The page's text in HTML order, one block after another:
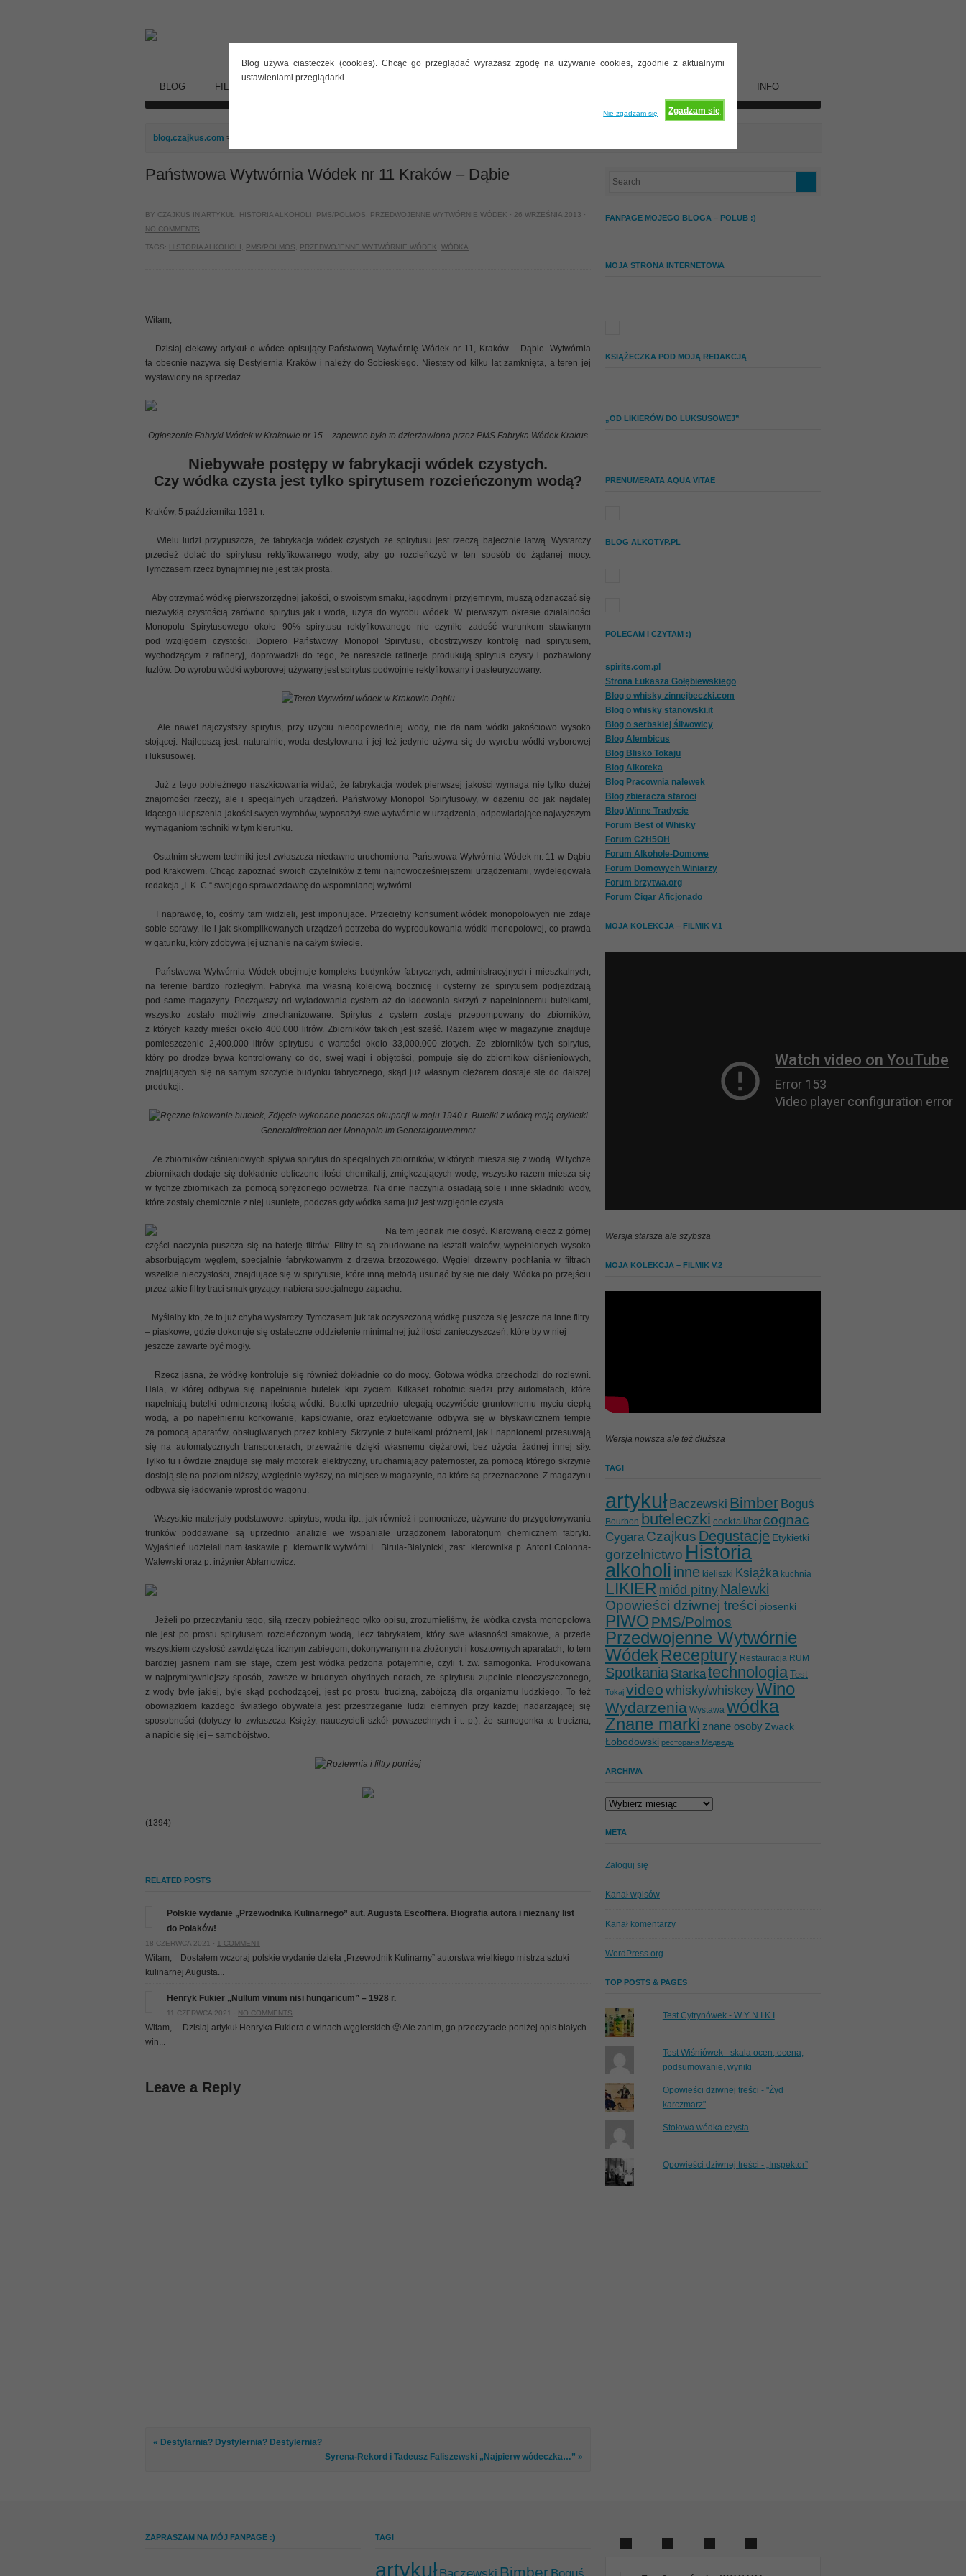
Blog używa ciasteczek (cookies). Chcąc go przeglądać wyrażasz zgodę na używanie cookies, zgodnie z aktualnymi
ustawieniami przeglądarki.
Zgadzam się
Nie zgadzam się
BLOG FILMY INFO
blog.czajkus.com >
Państwowa Wytwórnia Wódek nr 11 Kraków – Dąbie
BY CZAJKUS IN ARTYKUŁ HISTORIA ALKOHOLI PMS/POLMOS PRZEDWOJENNE WYTWÓRNIE WÓDEK · 26 WRZEŚNIA 2013 ·
NO COMMENTS
TAGS: HISTORIA ALKOHOLI PMS/POLMOS PRZEDWOJENNE WYTWÓRNIE WÓDEK WÓDKA
Witam,
Dzisiaj ciekawy artykuł o wódce opisujący Państwową Wytwórnię Wódek nr 11, Kraków – Dąbie. Wytwórnia
ta obecnie nazywa się Destylernia Kraków i należy do Sobieskiego. Niestety od kilku lat zamknięta, a teren jej
wystawiony na sprzedaż.
Ogłoszenie Fabryki Wódek w Krakowie nr 15 – zapewne była to dzierżawiona przez PMS Fabryka Wódek Krakus
Niebywałe postępy w fabrykacji wódek czystych.
Czy wódka czysta jest tylko spirytusem rozcieńczonym wodą?
Kraków, 5 października 1931 r.
Wielu ludzi przypuszcza, że fabrykacja wódek czystych ze spirytusu jest rzeczą bajecznie łatwą. Wystarczy
przecież dolać do spirytusu rektyfikowanego wody, aby go rozcieńczyć w ten sposób do żądanej mocy.
Tymczasem rzecz bynajmniej nie jest tak prosta.
Aby otrzymać wódkę pierwszorzędnej jakości, o swoistym smaku, łagodnym i przyjemnym, muszą odznaczać się
niezwykłą czystością zarówno spirytus jak i woda, użyta do wyrobu wódek. W pierwszym okresie działalności
Monopolu Spirytusowego około 90% spirytusu rektyfikowanego nie czyniło zadość warunkom stawianym
pod względem czystości. Dopiero Państwowy Monopol Spirytusu, obostrzywszy kontrolę nad spirytusem,
wychodzącym z rafineryj, doprowadził do tego, że nareszcie rafinerje produkują spirytus czysty i pozbawiony
fuzlów. Do wyrobu wódki wyborowej używany jest spirytus podwójnie rektyfikowany i pasteuryzowany.
Teren Wytwórni wódek w Krakowie Dąbiu
Ale nawet najczystszy spirytus, przy użyciu nieodpowiedniej wody, nie da nam wódki jakościowo wysoko
stojącej. Najlepszą jest, naturalnie, woda destylowana i jej też jedynie używa się do wyrobu wódki wyborowej
i luksusowej.
Już z tego pobieżnego naszkicowania widać, że fabrykacja wódek pierwszej jakości wymaga nie tylko dużej
znajomości rzeczy, ale i specjalnych urządzeń. Państwowy Monopol Spirytusowy, w dążeniu do jak najdalej
idącego ulepszenia jakości swych wyrobów, wyposażył swe wytwórnie w urządzenia, odpowiadające najwyższym
wymaganiom techniki w tym kierunku.
Ostatnim słowem techniki jest zwłaszcza niedawno uruchomiona Państwowa Wytwórnia Wódek nr. 11 w Dąbiu
pod Krakowem. Chcąc zapoznać swoich czytelników z temi najnowocześniejszemi urządzeniami, wydelegowała
redakcja „I. K. C.“ swojego sprawozdawcę do wspomnianej wytwórni.
I naprawdę, to, cośmy tam widzieli, jest imponujące. Przeciętny konsument wódek monopolowych nie zdaje
sobie sprawy, ile i jak skomplikowanych urządzeń potrzeba do wyprodukowania wódki monopolowej, co prawda
w gatunku, który zdobywa jej uznanie na całym świecie.
Państwowa Wytwórnia Wódek obejmuje kompleks budynków fabrycznych, administracyjnych i mieszkalnych,
na terenie bardzo rozległym. Fabryka ma własną kolejową bocznicę i cysterny ze spirytusem podjeżdżają
pod same magazyny. Począwszy od wyładowania cystern aż do ładowania skrzyń z napełnionemu butelkami,
wszystko zostało możliwie zmechanizowane. Spirytus z cystern zostaje przepompowany do zbiorników,
z których każdy mieści około 400.000 litrów. Zbiorników takich jest sześć. Razem więc w magazynie znajduje
pomieszczenie 2,400.000 litrów spirytusu o wartości około 33,000.000 złotych. Ze zbiorników tych spirytus,
który po drodze bywa kontrolowany co do, swej wagi i objętości, pompuje się do zbiorników ciśnieniowych,
znajdujących się na samym szczycie budynku fabrycznego, skąd już własnym ciężarem dostaje się do dalszej
produkcji.
Ręczne lakowanie butelek, Zdjęcie wykonane podczas okupacji w maju 1940 r. Butelki z wódką mają etykietki
Generaldirektion der Monopole im Generalgouvernmet
Ze zbiorników ciśnieniowych spływa spirytus do specjalnych zbiorników, w których miesza się z wodą. W tychże
zbiornikach dodaje się dokładnie obliczone ilości chemikalij, zmiękczających wodę, wszystko razem miesza się
w tychże zbiornikach za pomocą sprężonego powietrza. Na dnie naczynia osiadają sole i inne składniki wody,
które zostały chemicznie z niej usunięte, podczas gdy wódka sama już jest względnie czysta.
Na tem jednak nie dosyć. Klarowaną ciecz z górnej
części naczynia puszcza się na baterję filtrów. Filtry te są zbudowane na kształt walców, wypełnionych wysoko
absorbującym węglem, specjalnie fabrykowanym z drzewa brzozowego. Węgiel drzewny pochłania w filtrach
wszelkie nieczystości, znajdujące się w spirytusie, które inną metodą usunąć by się nie dały. Wódka po przejściu
przez takie filtry traci smak gryzący, nabiera specjalnego zapachu.
Myślałby kto, że to już chyba wystarczy. Tymczasem juk tak oczyszczoną wódkę puszcza się jeszcze na inne filtry
– piaskowe, gdzie dokonuje się ostateczne oddzielenie minimalnej już ilości zanieczyszczeń, które by w niej
jeszcze zawarte być mogły.
Rzecz jasna, że wódkę kontroluje się również dokładnie co do mocy. Gotowa wódka przechodzi do rozlewni.
Hala, w której odbywa się napełnianie butelek kipi życiem. Kilkaset robotnic siedzi przy automatach, które
napełniają butelki odmierzoną ilością wódki. Butelki uprzednio ulegają oczywiście gruntownemu myciu ciepłą
wodą, a po napełnieniu korkowanie, kapslowanie, oraz etykietowanie odbywa się w błyskawicznem tempie
za pomocą aparatów, obsługiwanych przez kobiety. Skrzynie z butelkami próżnemi, jak i napnionemi przesuwają
się na automatycznych transporterach, przeważnie dzięki własnemu ciężarowi, bez użycia żadnej innej siły.
Tylko tu i ówdzie znajduje się mały motorek elektryczny, uruchamiający paternoster, za pomocą którego skrzynie
dostają się na poziom niższy, względnie wyższy, na miejsce w magazynie, na które są przeznaczone. Z magazynu
odbywa się ładowanie wprost do wagonu.
Wszystkie materjały podstawowe: spirytus, woda itp., jak również i pomocnicze, używane do przygotowywania
trunków poddawane są uprzednio analizie we wspaniale urządzonem laboratorjum chemicznem fabryki.
Wyjaśnień udzielali nam łaskawie p. kierownik wytwórni L. Birula-Białynicki, zast. kierownika p. Antoni Colonna-
Walewski oraz p. inżynier Abłamowicz.
Jeżeli po przeczytaniu tego, siłą rzeczy pobieżnego tylko opisu, zrozumieliśmy, że wódka czysta monopolowa
nie jest po prostu spirytusem rozcieńczonym wodą, lecz fabrykatem, który swe własności smakowe, a przede
wszystkiem czystość zawdzięcza licznym zabiegom, dokonywanym na złożonych i kosztownych aparatach, to tem
bardziej jasnem nam się staje, czem jest wódka pędzona potajemnie, czyli t. zw. samogonka. Produkowana
w najprymitywniejszy sposób, zawsze w brudnych ohydnych norach, ze spirytusu zupełnie nieoczyszczonego,
z wody byle jakiej, byle skąd pochodzącej, jest po prostu trucizną, zabójczą dla organizmu ludzkiego. To też
obowiązkiem każdego światłego obywatela jest przestrzeganie ludzi ciemnych przy każdej nadarzającej się
sposobności (dotyczy to zwłaszcza Księży, nauczycieli szkół powszechnych i t. p.), że samogonka to trucizna,
a napicie się jej – samobójstwo.
Rozlewnia i filtry poniżej
(1394)
RELATED POSTS
Polskie wydanie „Przewodnika Kulinarnego” aut. Augusta Escoffiera. Biografia autora i nieznany list
do Polaków!
18 CZERWCA 2021 · 1 COMMENT
Witam, Dostałem wczoraj polskie wydanie dzieła „Przewodnik Kulinarny” autorstwa wielkiego mistrza sztuki
kulinarnej Augusta...
Henryk Fukier „Nullum vinum nisi hungaricum” – 1928 r.
11 CZERWCA 2021 · NO COMMENTS
Witam, Dzisiaj artykuł Henryka Fukiera o winach węgierskich 🙂 Ale zanim, go przeczytacie poniżej opis białych
win...
Leave a Reply
« Destylarnia? Dystylernia? Destylernia?
Syrena-Rekord i Tadeusz Faliszewski „Najpierw wódeczka…” »
FANPAGE MOJEGO BLOGA – POLUB :)
MOJA STRONA INTERNETOWA
KSIĄŻECZKA POD MOJĄ REDAKCJĄ
„OD LIKIERÓW DO LUKSUSOWEJ”
PRENUMERATA AQUA VITAE
BLOG ALKOTYP.PL
POLECAM I CZYTAM :)
spirits.com.pl
Strona Łukasza Gołębiewskiego
Blog o whisky zinnejbeczki.com
Blog o whisky stanowski.it
Blog o serbskiej śliwowicy
Blog Alembicus
Blog Blisko Tokaju
Blog Alkoteka
Blog Pracownia nalewek
Blog zbieracza staroci
Blog Winne Tradycje
Forum Best of Whisky
Forum C2H5OH
Forum Alkohole-Domowe
Forum Domowych Winiarzy
Forum brzytwa.org
Forum Cigar Aficjonado
MOJA KOLEKCJA – FILMIK V.1
Wersja starsza ale szybsza
MOJA KOLEKCJA – FILMIK V.2
Wersja nowsza ale też dłuższa
TAGI
artykuł Baczewski Bimber Boguś
Bourbon buteleczki cocktail/bar cognac
Cygara Czajkus Degustacje Etykietki
gorzelnictwo Historia
alkoholi inne kieliszki Książka kuchnia
LIKIER miód pitny Nalewki
Opowieści dziwnej treści piosenki
PIWO PMS/Polmos
Przedwojenne Wytwórnie
WódekReceptury Restauracja RUM
Spotkania Starkatechnologia Test
Tokaj videowhisky/whiskeyWino
Wydarzenia Wystawa wódka
Znane marki znane osoby Zwack
Łobodowski ресторана Медведь
ARCHIWA
Archiwa
META
Zaloguj się
Kanał wpisów
Kanał komentarzy
WordPress.org
TOP POSTS & PAGES
Test Cytrynówek - W Y N I K I
Test Wiśniówek - skala ocen, ocena,
podsumowanie, wyniki
Opowieści dziwnej treści - "Żyd
karczmarz"
Stołowa wódka czysta
Opowieści dziwnej treści - „Inspektor”
ZAPRASZAM NA MÓJ FANPAGE :) TAGI
artykuł Baczewski Bimber Boguś